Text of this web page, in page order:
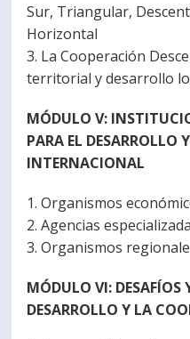
Sur, Triangular,
Horizontal
3. La Cooperación
territorial y desarrollo
MÓDULO V:
PARA EL DESARROLLO
INTERNACIONAL
1. Organismos
2. Agencias
3. Organismos
MÓDULO VI: DESAFÍOS
DESARROLLO Y LA